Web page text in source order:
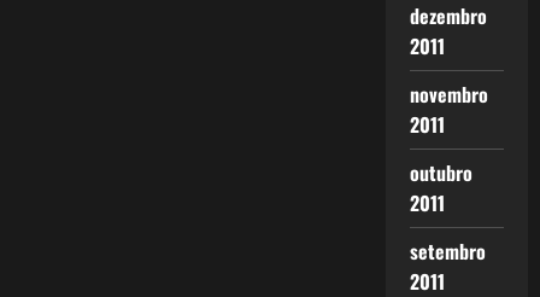
dezembro
2011
novembro
2011
outubro
2011
setembro
2011